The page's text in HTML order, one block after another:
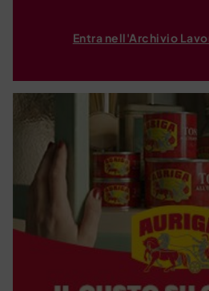
Entra nell'Archivio